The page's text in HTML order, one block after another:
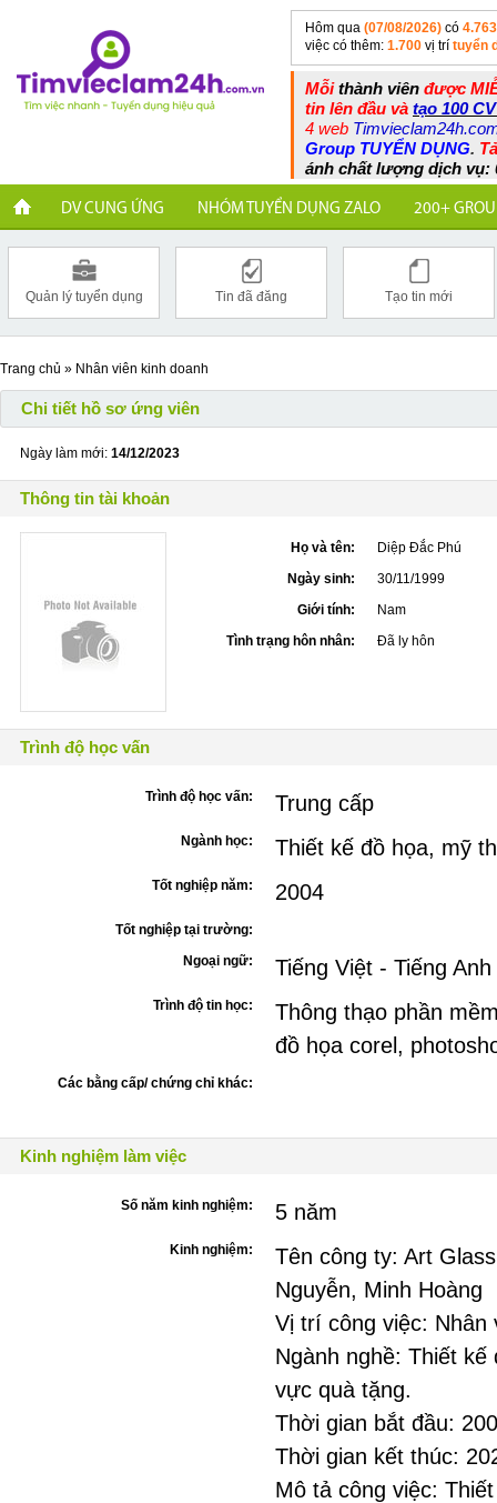
Hôm qua (07/08/2026) có 4.763
việc có thêm: 1.700 vị trí tuyển
Mỗithành viên được
tin lên đầu và tạo 100
4 web
Group TUYỂN DỤNG.
ánh chất lượng dịch vụ:
DV CUNG ỨNG NHÓM TUYỂN DỤNG ZALO 200+
Quản lý tuyển dụng Tin đã đăng Tạo tin mới
Trang chủ » Nhân viên kinh doanh
Chi tiết hồ sơ ứng viên
Ngày làm mới: 14/12/2023
Thông tin tài khoản
Họ và tên:
Diệp Đắc Phú
Ngày sinh:
30/11/1999
Giới tính:
Nam
Tình trạng hôn nhân:
Đã ly hôn
Trình độ học vấn
Trình độ học vấn: Trung cấp
Ngành học: Thiết kế đồ họa, mỹ
Tốt nghiệp năm: 2004
Tốt nghiệp tại trường:
Ngoại ngữ:
Tiếng Việt - Tiếng Anh
Trình độ tin học:
Thông thạo phần
đồ họa corel,
Các bằng cấp/ chứng chỉ khác:
Kinh nghiệm làm việc
Số năm kinh nghiệm: 5 năm
Kinh nghiệm:
Tên công ty: Art
Nguyễn, Minh Hoàng
Vị trí công việc: Nhân
Ngành nghề: Thiết
vực quà tặng.
Thời gian bắt đầu:
Thời gian kết thúc:
Mô tả công việc: